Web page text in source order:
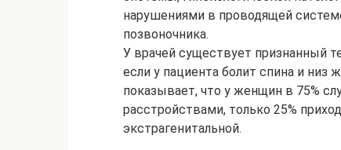
нарушениями в проводящей
позвоночника.
У врачей существует признанный
если у пациента болит спина и
показывает, что у женщин в 75%
расстройствами, только 25%
экстрагенитальной.